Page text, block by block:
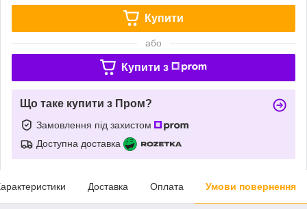
Купити
або
Купити з
Що таке купити з Пром?
Замовлення під захистом
Доступна доставка
Доставка Оплата Умови повернення